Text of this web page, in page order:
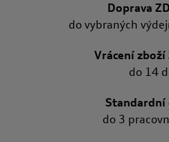
Doprava
do vybraných
Vrácení zboží
do 14
Standardní
do 3